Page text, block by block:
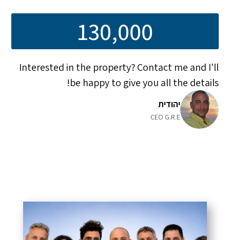
130,000
Interested in the property? Contact me and I'll
be happy to give you all the details!
יהודית
CEO G.R.E